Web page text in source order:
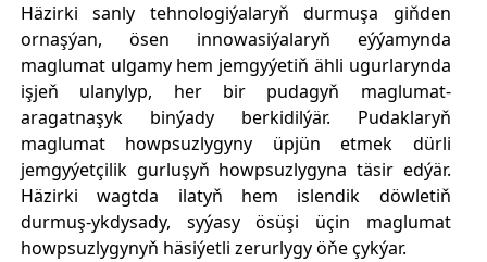
Häzirki sanly tehnologiýalaryň durmuşa giňden
ornaşýan, ösen innowasiýalaryň eýýamynda
maglumat ulgamy hem jemgyýetiň ähli ugurlarynda
işjeň ulanylyp, her bir pudagyň maglumat-
aragatnaşyk binýady berkidilýär. Pudaklaryň
maglumat howpsuzlygyny üpjün etmek dürli
jemgyýetçilik gurluşyň howpsuzlygyna täsir edýär.
Häzirki wagtda ilatyň hem islendik döwletiň
durmuş-ykdysady, syýasy ösüşi üçin maglumat
howpsuzlygynyň häsiýetli zerurlygy öňe çykýar.